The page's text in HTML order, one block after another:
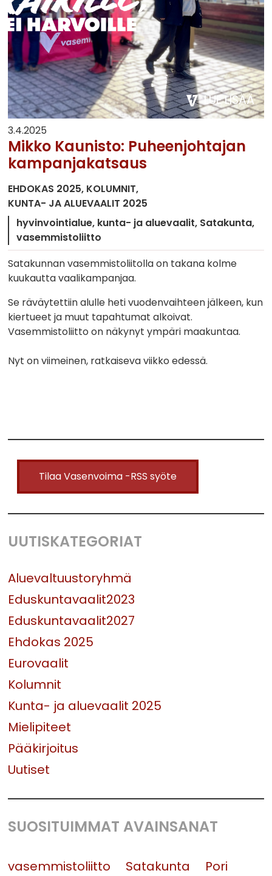
LUE LISÄÄ
3.4.2025
Mikko Kaunisto: Puheenjohtajan
kampanjakatsaus
EHDOKAS 2025 KOLUMNIT
KUNTA- JA ALUEVAALIT 2025
hyvinvointialue kunta- ja aluevaalit Satakunta
vasemmistoliitto
Satakunnan vasemmistoliitolla on takana kolme
kuukautta vaalikampanjaa.
Se räväytettiin alulle heti vuodenvaihteen jälkeen, kun
kiertueet ja muut tapahtumat alkoivat.
Vasemmistoliitto on näkynyt ympäri maakuntaa.
Nyt on viimeinen, ratkaiseva viikko edessä.
Tilaa Vasenvoima -RSS syöte
UUTISKATEGORIAT
Aluevaltuustoryhmä
Eduskuntavaalit2023
Eduskuntavaalit2027
Ehdokas 2025
Eurovaalit
Kolumnit
Kunta- ja aluevaalit 2025
Mielipiteet
Pääkirjoitus
Uutiset
SUOSITUIMMAT AVAINSANAT
vasemmistoliitto Satakunta
Pori